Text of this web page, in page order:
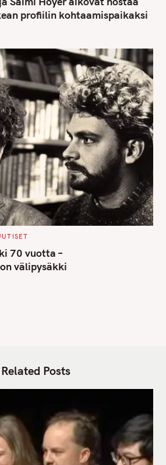
profiilin kohtaamispaikaksi
70 vuotta –
välipysäkki
Related Posts